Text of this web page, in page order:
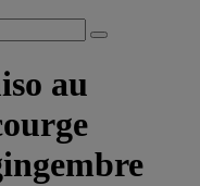
au